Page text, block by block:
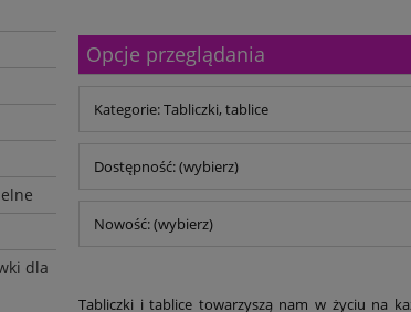
dla
Opcje przeglądania
Kategorie: Tabliczki, tablice
Dostępność: (wybierz)
Nowość: (wybierz)
Tabliczki i tablice towarzyszą nam w życiu na